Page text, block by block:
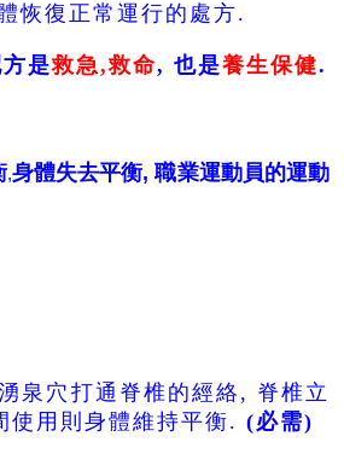
恢復正常運行的處方.
是救急,救命, 也是養生保健.
,身體失去平衡, 職業運動員的運動
泉穴打通脊椎的經絡, 脊椎立
使用則身體維持平衡. (必需)